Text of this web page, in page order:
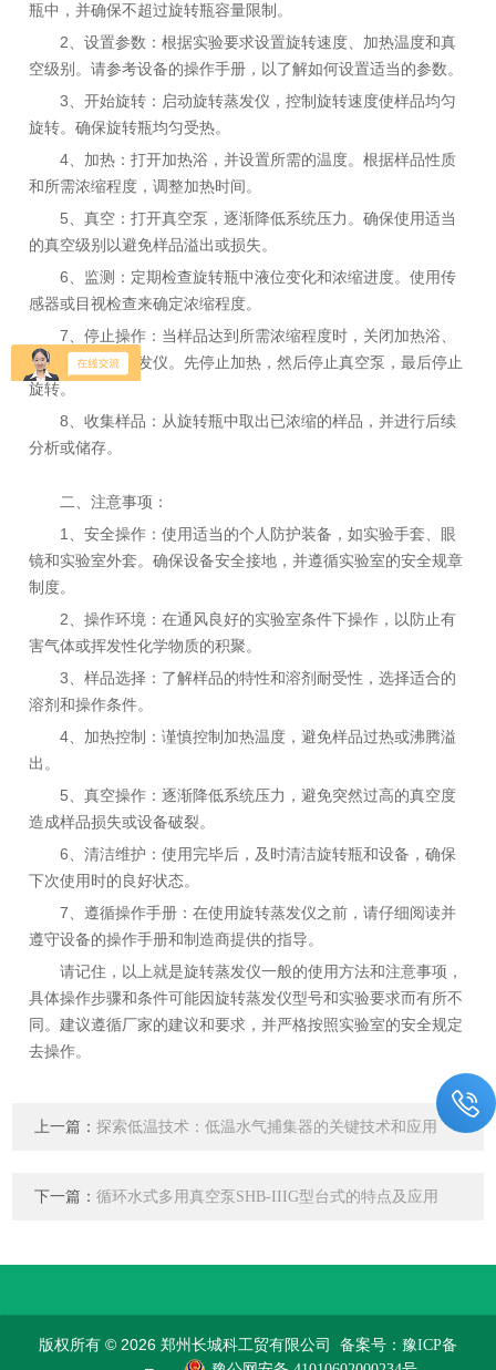
瓶中，并确保不超过旋转瓶容量限制。
2、设置参数：根据实验要求设置旋转速度、加热温度和真
空级别。请参考设备的操作手册，以了解如何设置适当的参数。
3、开始旋转：启动旋转蒸发仪，控制旋转速度使样品均匀
旋转。确保旋转瓶均匀受热。
4、加热：打开加热浴，并设置所需的温度。根据样品性质
和所需浓缩程度，调整加热时间。
5、真空：打开真空泵，逐渐降低系统压力。确保使用适当
的真空级别以避免样品溢出或损失。
6、监测：定期检查旋转瓶中液位变化和浓缩进度。使用传
感器或目视检查来确定浓缩程度。
7、停止操作：当样品达到所需浓缩程度时，关闭加热浴、
真空泵和旋转蒸发仪。先停止加热，然后停止真空泵，最后停止
旋转。
8、收集样品：从旋转瓶中取出已浓缩的样品，并进行后续
分析或储存。
二、注意事项：
1、安全操作：使用适当的个人防护装备，如实验手套、眼
镜和实验室外套。确保设备安全接地，并遵循实验室的安全规章
制度。
2、操作环境：在通风良好的实验室条件下操作，以防止有
害气体或挥发性化学物质的积聚。
3、样品选择：了解样品的特性和溶剂耐受性，选择适合的
溶剂和操作条件。
4、加热控制：谨慎控制加热温度，避免样品过热或沸腾溢
出。
5、真空操作：逐渐降低系统压力，避免突然过高的真空度
造成样品损失或设备破裂。
6、清洁维护：使用完毕后，及时清洁旋转瓶和设备，确保
下次使用时的良好状态。
7、遵循操作手册：在使用旋转蒸发仪之前，请仔细阅读并
遵守设备的操作手册和制造商提供的指导。
请记住，以上就是旋转蒸发仪一般的使用方法和注意事项，
具体操作步骤和条件可能因旋转蒸发仪型号和实验要求而有所不
同。建议遵循厂家的建议和要求，并严格按照实验室的安全规定
去操作。
上一篇：探索低温技术：低温水气捕集器的关键技术和应用
下一篇：循环水式多用真空泵SHB-IIIG型台式的特点及应用
版权所有 © 2026 郑州长城科工贸有限公司 备案号：豫ICP备